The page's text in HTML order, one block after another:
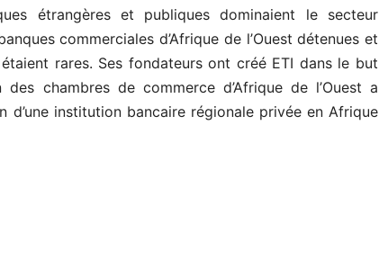
étrangères et publiques dominaient le secteur
commerciales d’Afrique de l’Ouest détenues et
rares. Ses fondateurs ont créé ETI dans le but
chambres de commerce d’Afrique de l’Ouest a
institution bancaire régionale privée en Afrique